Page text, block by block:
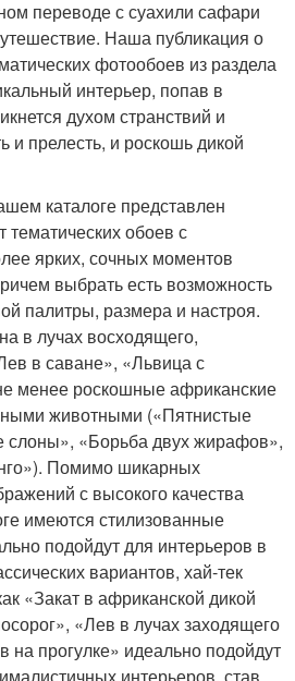
переводе с суахили сафари
Наша публикация о
фотообоев из раздела
интерьер, попав в
духом странствий и
и прелесть, и роскошь дикой
каталоге представлен
обоев с
ярких, сочных моментов
выбрать есть возможность
палитры, размера и настроя.
в лучах восходящего,
в саване», «Львица с
менее роскошные африканские
животными («Пятнистые
слоны», «Борьба двух жирафов»,
Помимо шикарных
с высокого качества
имеются стилизованные
подойдут для интерьеров в
вариантов, хай-тек
«Закат в африканской дикой
«Лев в лучах заходящего
на прогулке» идеально подойдут
интерьеров, став